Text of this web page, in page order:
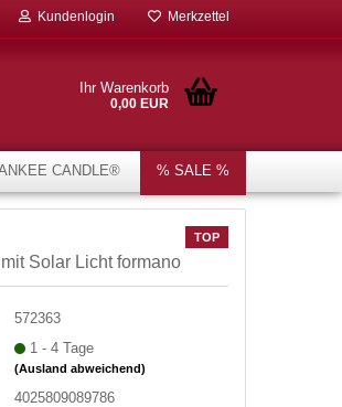
Kundenlogin Merkzettel
Ihr Warenkorb
0,00 EUR
CANDLE® % SALE %
TOP
Solar Licht formano
572363
1 - 4 Tage
(Ausland abweichend)
4025809089786